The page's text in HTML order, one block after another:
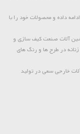
را ادامه داده و محصولات خود را با
آلات صنعت کیف سازی و
زنانه در طرح ها و رنگ های
خارجی سعی در تولید